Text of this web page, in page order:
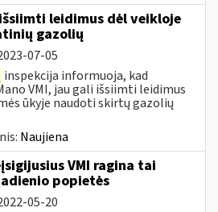
leidimus dėl veikloje
gazolių
07-05
inspekcija informuoja, kad
VMI, jau gali išsiimti leidimus
ūkyje naudoti skirtų gazolių
Naujiena
VMI ragina tai
popietės
05-20